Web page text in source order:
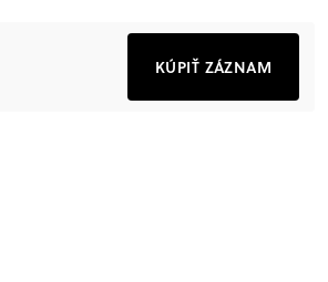
KÚPIŤ ZÁZNAM